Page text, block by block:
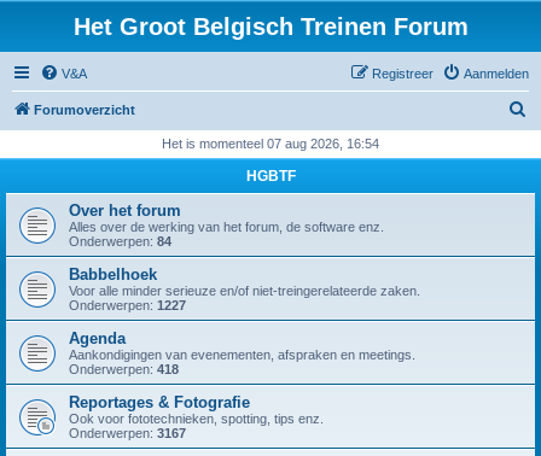
Het Groot Belgisch Treinen Forum
V&A Aanmelden
Registreer
Forumoverzicht
k
Het is momenteel 07 aug 2026, 16:54
HGBTF
Over het forum
Alles over de werking van het forum, de software enz.
Onderwerpen: 84
Babbelhoek
Voor alle minder serieuze en/of niet-treingerelateerde zaken.
Onderwerpen: 1227
Agenda
Aankondigingen van evenementen, afspraken en meetings.
Onderwerpen: 418
Reportages & Fotografie
Ook voor fototechnieken, spotting, tips enz.
Onderwerpen: 3167